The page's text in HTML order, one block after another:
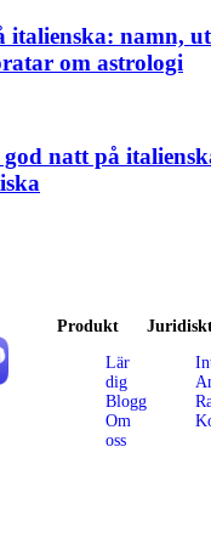
italienska: namn,
om astrologi
natt på
Produkt
Lär
dig
Blogg
Om
oss